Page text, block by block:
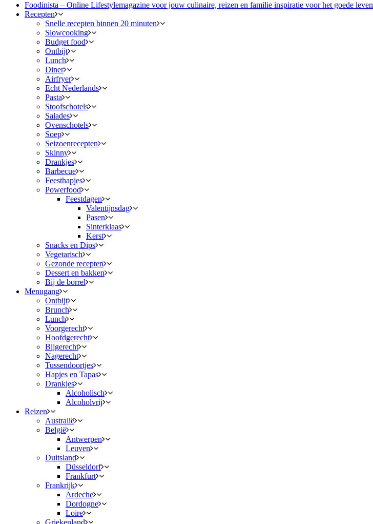
Foodinista – Online Lifestylemagazine voor jouw culinaire, reizen en familie inspiratie voor het goede leven
Recepten
Snelle recepten binnen 20 minuten
Slowcooking
Budget food
Ontbijt
Lunch
Diner
Airfryer
Echt Nederlands
Pasta
Stoofschotels
Salades
Ovenschotels
Soep
Seizoenrecepten
Skinny
Drankjes
Barbecue
Feesthapjes
Powerfood
Feestdagen
Valentijnsdag
Pasen
Sinterklaas
Kerst
Snacks en Dips
Vegetarisch
Gezonde recepten
Dessert en bakken
Bij de borrel
Menugang
Ontbijt
Brunch
Lunch
Voorgerecht
Hoofdgerecht
Bijgerecht
Nagerecht
Tussendoortjes
Hapjes en Tapas
Drankjes
Alcoholisch
Alcoholvrij
Reizen
Australië
België
Antwerpen
Leuven
Duitsland
Düsseldorf
Frankfurt
Frankrijk
Ardeche
Dordogne
Loire